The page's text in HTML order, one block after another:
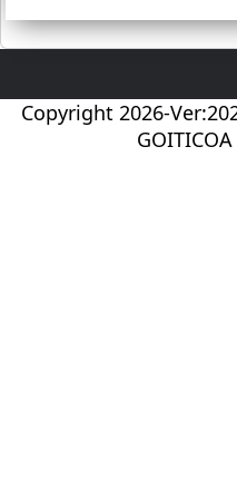
Copyright 2026-
GOITICOA